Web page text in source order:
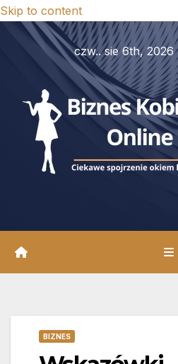
Skip to content
czw.. sie 6th, 2026
BIZNES